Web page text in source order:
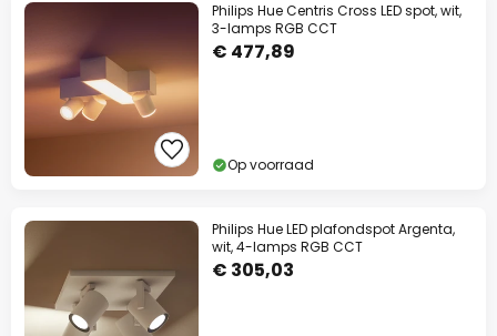
Philips Hue Centris Cross LED spot, wit,
3-lamps RGB CCT
€ 477,89
Op voorraad
Philips Hue LED plafondspot Argenta,
wit, 4-lamps RGB CCT
€ 305,03